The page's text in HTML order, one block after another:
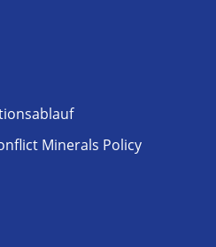
Minerals Policy